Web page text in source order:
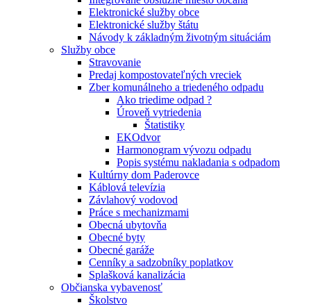
Elektronické služby obce
Elektronické služby štátu
Návody k základným životným situáciám
Služby obce
Stravovanie
Predaj kompostovateľných vreciek
Zber komunálneho a triedeného odpadu
Ako triedime odpad ?
Úroveň vytriedenia
Štatistiky
EKOdvor
Harmonogram vývozu odpadu
Popis systému nakladania s odpadom
Kultúrny dom Paderovce
Káblová televízia
Závlahový vodovod
Práce s mechanizmami
Obecná ubytovňa
Obecné byty
Obecné garáže
Cenníky a sadzobníky poplatkov
Splašková kanalizácia
Občianska vybavenosť
Školstvo